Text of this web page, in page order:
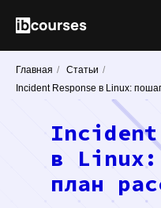
Главная / Статьи /
Incident Response в Linux:
Incident
в Linux:
план